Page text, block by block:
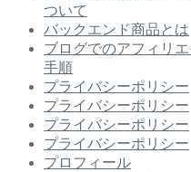
ついて
バックエンド商品とは
ブログでのアフィリ
手順
プライバシーポリシー
プライバシーポリシー
プライバシーポリシー
プライバシーポリシー
プロフィール